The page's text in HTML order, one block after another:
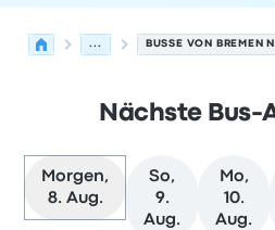
... BUSSE VON BREMEN
Nächste Bus-
Morgen,
8. Aug.
So,
9.
Aug.
Mo,
10.
Aug.